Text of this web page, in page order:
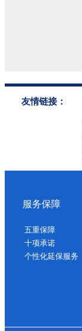
友情链接：
服务保障
五重保障
十项承诺
个性化延保服务